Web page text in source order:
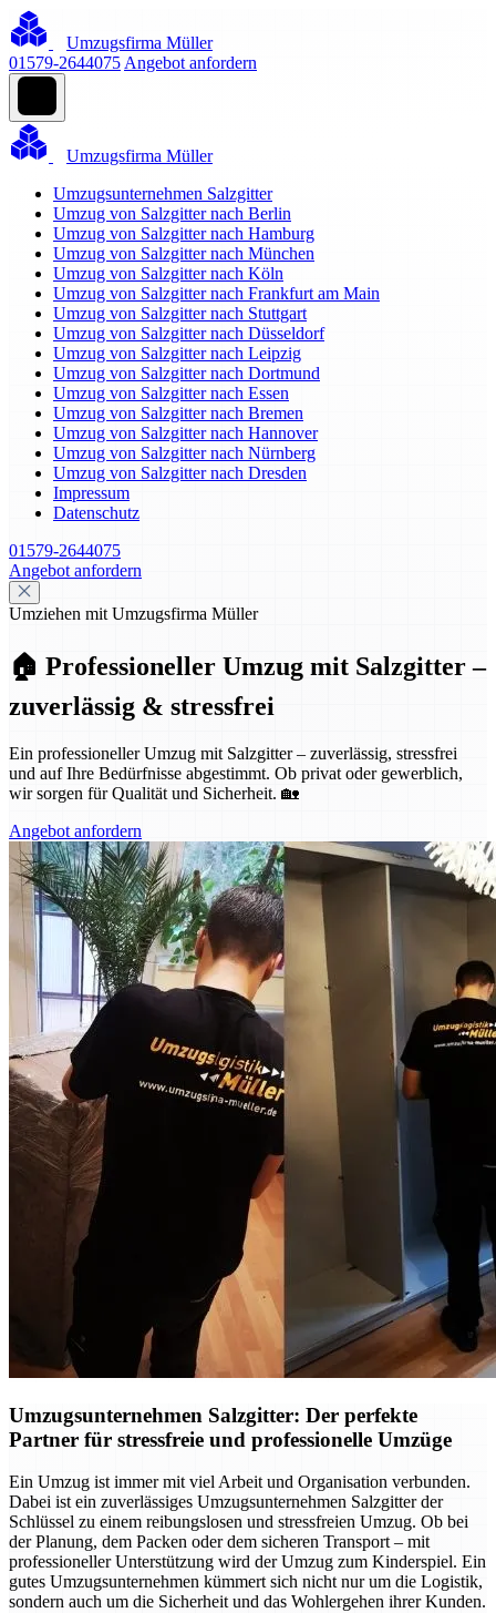
Umzugsfirma Müller
01579-2644075 Angebot anfordern
Umzugsfirma Müller
Umzugsunternehmen Salzgitter
Umzug von Salzgitter nach Berlin
Umzug von Salzgitter nach Hamburg
Umzug von Salzgitter nach München
Umzug von Salzgitter nach Köln
Umzug von Salzgitter nach Frankfurt am Main
Umzug von Salzgitter nach Stuttgart
Umzug von Salzgitter nach Düsseldorf
Umzug von Salzgitter nach Leipzig
Umzug von Salzgitter nach Dortmund
Umzug von Salzgitter nach Essen
Umzug von Salzgitter nach Bremen
Umzug von Salzgitter nach Hannover
Umzug von Salzgitter nach Nürnberg
Umzug von Salzgitter nach Dresden
Impressum
Datenschutz
01579-2644075
Angebot anfordern
Umziehen mit Umzugsfirma Müller
🏠 Professioneller Umzug mit Salzgitter –
zuverlässig & stressfrei
Ein professioneller Umzug mit Salzgitter – zuverlässig, stressfrei
und auf Ihre Bedürfnisse abgestimmt. Ob privat oder gewerblich,
wir sorgen für Qualität und Sicherheit. 🏡
Angebot anfordern
Umzugsunternehmen Salzgitter: Der perfekte
Partner für stressfreie und professionelle Umzüge
Ein Umzug ist immer mit viel Arbeit und Organisation verbunden.
Dabei ist ein zuverlässiges Umzugsunternehmen Salzgitter der
Schlüssel zu einem reibungslosen und stressfreien Umzug. Ob bei
der Planung, dem Packen oder dem sicheren Transport – mit
professioneller Unterstützung wird der Umzug zum Kinderspiel. Ein
gutes Umzugsunternehmen kümmert sich nicht nur um die Logistik,
sondern auch um die Sicherheit und das Wohlergehen ihrer Kunden.